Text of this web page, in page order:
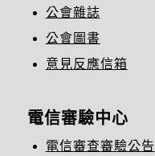
公會雜誌
公會圖書
意見反應信箱
電信審驗中心
電信審查審驗公告